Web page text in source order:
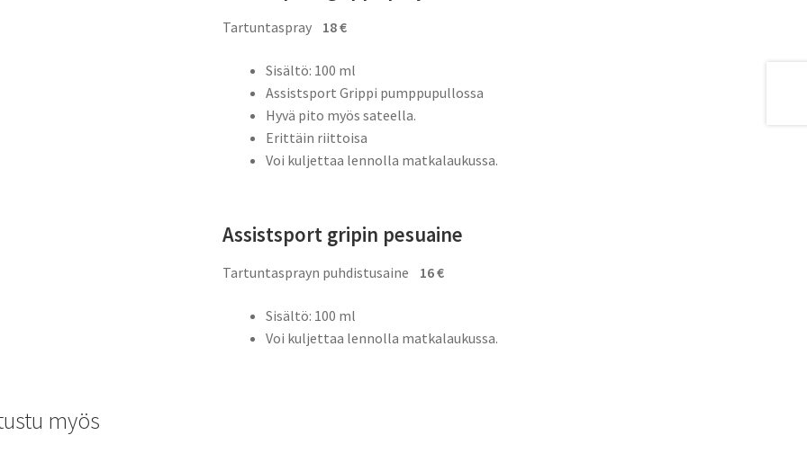
Tartuntaspray 18 €
Sisältö: 100 ml
Assistsport Grippi pumppupullossa
Hyvä pito myös sateella.
Erittäin riittoisa
Voi kuljettaa lennolla matkalaukussa.
Assistsport gripin pesuaine
Tartuntasprayn puhdistusaine 16 €
Sisältö: 100 ml
Voi kuljettaa lennolla matkalaukussa.
myös